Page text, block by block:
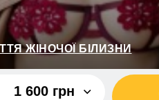
1 500 грн
ЖІНОЧОЇ БІЛИЗНИ
1 600 грн